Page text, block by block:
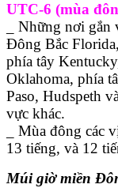
UTC-6 (mùa
_ Những nơi
Đông Bắc
phía tây
Oklahoma, phía
Paso, Hudspeth
vực khác.
_ Mùa đông các
13 tiếng, và 12
Múi giờ miền